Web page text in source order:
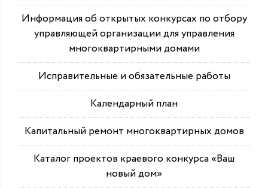
Информация об открытых конкурсах по отбору
управляющей организации для управления
многоквартирными домами
Исправительные и обязательные работы
Календарный план
Капитальный ремонт многоквартирных домов
Каталог проектов краевого конкурса «Ваш
новый дом»